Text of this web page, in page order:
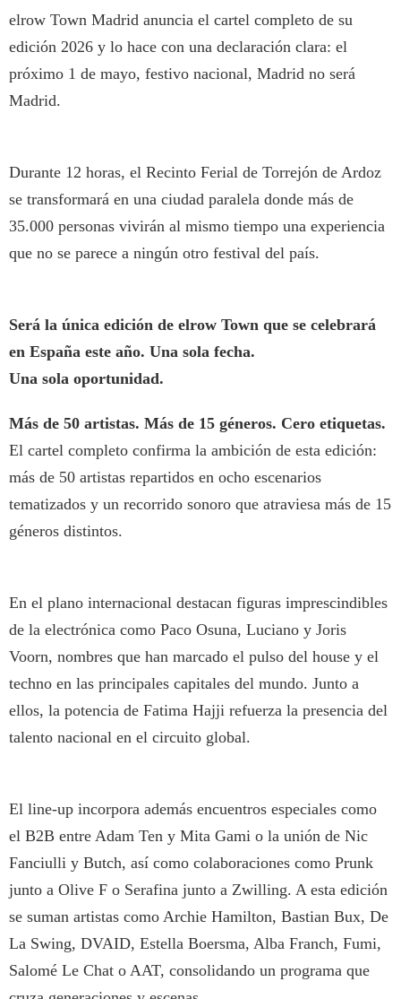
elrow Town Madrid anuncia el cartel completo de su
edición 2026 y lo hace con una declaración clara: el
próximo 1 de mayo, festivo nacional, Madrid no será
Madrid.
Durante 12 horas, el Recinto Ferial de Torrejón de Ardoz
se transformará en una ciudad paralela donde más de
35.000 personas vivirán al mismo tiempo una experiencia
que no se parece a ningún otro festival del país.
Será la única edición de elrow Town que se celebrará
en España este año. Una sola fecha.
Una sola oportunidad.
Más de 50 artistas. Más de 15 géneros. Cero etiquetas.
El cartel completo confirma la ambición de esta edición:
más de 50 artistas repartidos en ocho escenarios
tematizados y un recorrido sonoro que atraviesa más de 15
géneros distintos.
En el plano internacional destacan figuras imprescindibles
de la electrónica como Paco Osuna, Luciano y Joris
Voorn, nombres que han marcado el pulso del house y el
techno en las principales capitales del mundo. Junto a
ellos, la potencia de Fatima Hajji refuerza la presencia del
talento nacional en el circuito global.
El line-up incorpora además encuentros especiales como
el B2B entre Adam Ten y Mita Gami o la unión de Nic
Fanciulli y Butch, así como colaboraciones como Prunk
junto a Olive F o Serafina junto a Zwilling. A esta edición
se suman artistas como Archie Hamilton, Bastian Bux, De
La Swing, DVAID, Estella Boersma, Alba Franch, Fumi,
Salomé Le Chat o AAT, consolidando un programa que